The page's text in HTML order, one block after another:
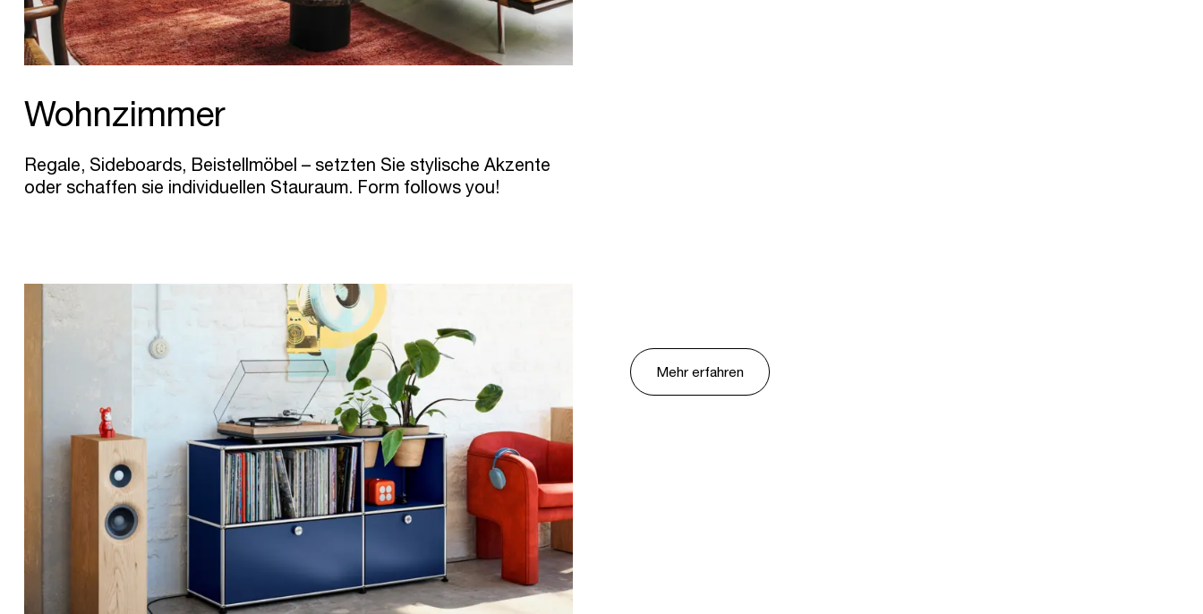
Wohnzimmer
Regale, Sideboards, Beistellmöbel – setzten Sie stylische Akzente
oder schaffen sie individuellen Stauraum. Form follows you!
Mehr erfahren